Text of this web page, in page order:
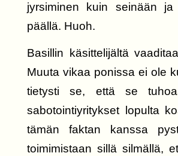
jyrsiminen kuin seinään
päällä. Huoh.
Basillin käsittelijältä
Muuta vikaa ponissa ei ole
tietysti se, että se
sabotointiyritykset lopulta
tämän faktan kanssa
toimimistaan sillä silmällä,